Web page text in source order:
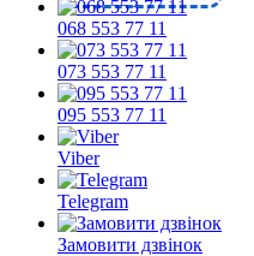
068 553 77 11
073 553 77 11
095 553 77 11
Viber
Telegram
Замовити дзвінок